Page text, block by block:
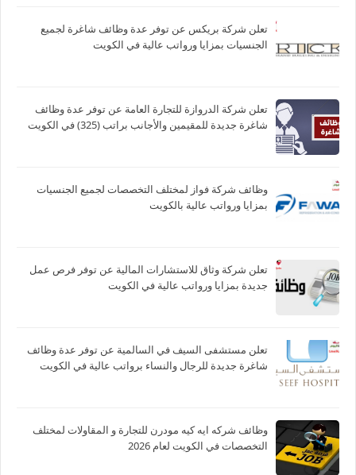
تعلن شركة بريكس عن توفر عدة وظائف شاغرة لجميع
الجنسيات بمزايا ورواتب عالية في الكويت
تعلن شركة الدروازة للتجارة العامة عن توفر عدة وظائف
شاغرة جديدة للمقيمين والأجانب براتب (325) في الكويت
وظائف شركة فواز لمختلف التخصصات لجميع الجنسيات
بمزايا ورواتب عالية بالكويت
تعلن شركة وثاق للاستشارات المالية عن توفر فرص عمل
جديدة بمزايا ورواتب عالية في الكويت
تعلن مستشفى السيف في السالمية عن توفر عدة وظائف
شاغرة جديدة للرجال والنساء برواتب عالية في الكويت
وظائف شركه ايه كيه مودرن للتجارة و المقاولات لمختلف
التخصصات في الكويت لعام 2026